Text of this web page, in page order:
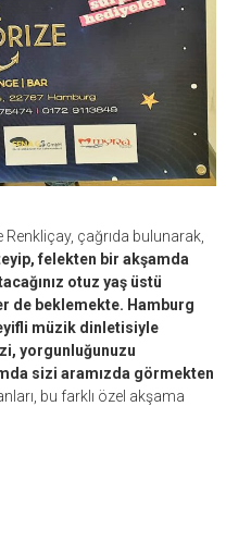
çağrıda bulunarak,
felekten bir akşamda
otuz yaş üstü
de beklemekte. Hamburg
müzik dinletisiyle
yorgunluğunuzu
sizi aramızda görmekten
bu farklı özel akşama